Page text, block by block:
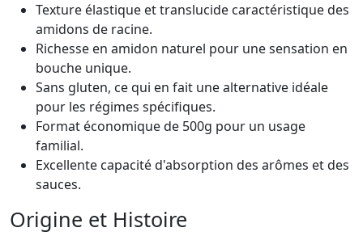
Texture élastique et translucide caractéristique des
amidons de racine.
Richesse en amidon naturel pour une sensation en
bouche unique.
Sans gluten, ce qui en fait une alternative idéale
pour les régimes spécifiques.
Format économique de 500g pour un usage
familial.
Excellente capacité d'absorption des arômes et des
sauces.
Origine et Histoire